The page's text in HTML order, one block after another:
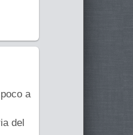
a
del